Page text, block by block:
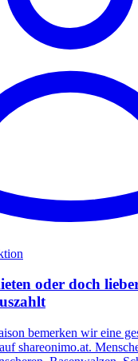
oder doch
bemerken wir eine
shareonimo.at.